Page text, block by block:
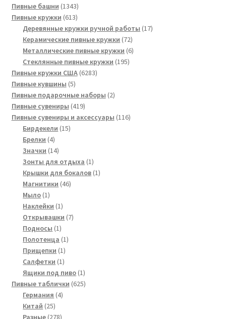
товаров
Пивные башни 13431343
товара
Пивные кружки 613613
товаров
Деревянные кружки ручной работы 1717
Керамические пивные кружки 7272
товара
Металлические пивные кружки 66
Стеклянные пивные кружки 195195
Пивные кружки США 62836283
Пивные кувшины 55
товаров
Пивные подарочные наборы 22
Пивные сувениры 419419
товаров
Пивные сувениры и аксессуары 116116
Бирдекели 1515
Брелки 44
товара
Значки 1414
товаров
Зонты для отдыха 11
товар
Крышки для бокалов 11
Магнитики 4646
Мыло 11
товар
Наклейки 11
товар
Открывашки 77
Подносы 11
товар
Полотенца 11
Прищепки 11
товар
Салфетки 11
товар
Ящики под пиво 11
товар
Пивные таблички 625625
Германия 44
Китай 2525
товаров
Разные 278278